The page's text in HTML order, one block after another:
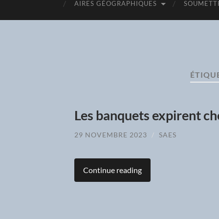
AIRES GÉOGRAPHIQUES
Les banquets expirent
29 NOVEMBRE 2023 / SAES
Continue reading